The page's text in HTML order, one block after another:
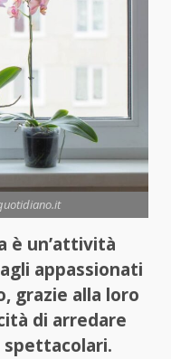
è un’attività
appassionati
grazie alla loro
di arredare